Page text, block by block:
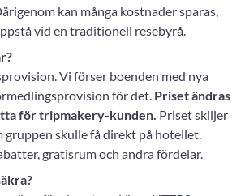
kan många kostnader sparas,
vid en traditionell resebyrå.
Vi förser boenden med nya
för det. Priset ändras
för tripmakery-kunden. Priset skiljer
gruppen skulle få direkt på hotellet.
gratisrum och andra fördelar.